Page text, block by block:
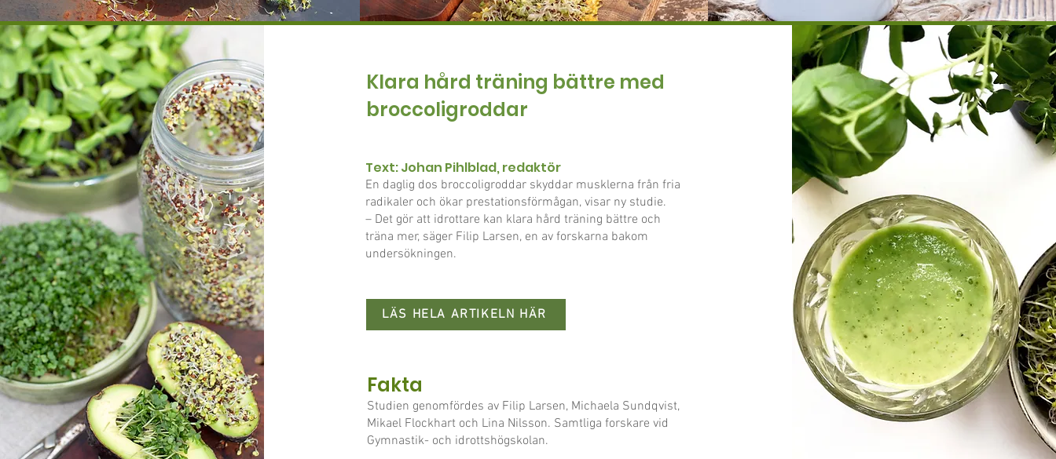
Klara hård träning bättre med
broccoligroddar
Text: Johan Pihlblad, redaktör
En daglig dos broccoligroddar skyddar musklerna från fria
radikaler och ökar prestationsförmågan, visar ny studie.
– Det gör att idrottare kan klara hård träning bättre och
träna mer, säger Filip Larsen, en av forskarna bakom
undersökningen.
LÄS HELA ARTIKELN HÄR
Fakta
Studien genomfördes av Filip Larsen, Michaela Sundqvist,
Mikael Flockhart och Lina Nilsson. Samtliga forskare vid
Gymnastik- och idrottshögskolan.